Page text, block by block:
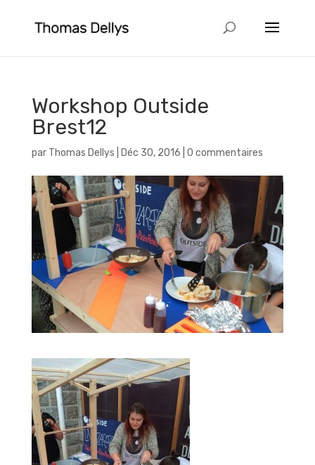
Workshop Outside
Brest12
par Thomas Dellys Déc 30, 2016 0 commentaires